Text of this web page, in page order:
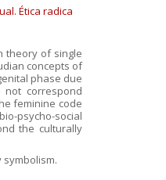
Ética radica
theory of single
concepts of
phase due
not correspond
feminine code
psycho-social
the culturally